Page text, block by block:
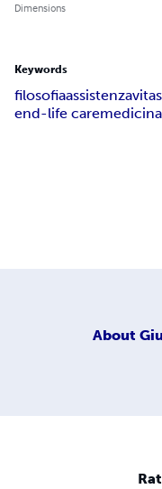
Dimensions
Keywords
filosofiaassistenzavita
end-life care
About